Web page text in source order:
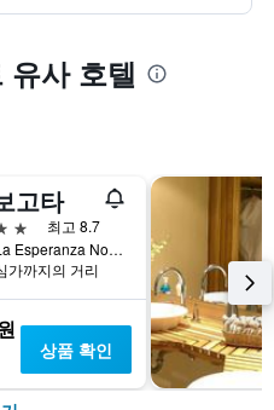
유사 호텔
고타
최고 8.7
Avenida La Esperanza No. 51-40, 보고타, 콜롬비아
가까지의 거리
상품 확인